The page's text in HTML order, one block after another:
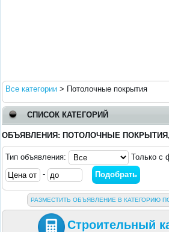
Все категории > Потолочные покрытия
СПИСОК КАТЕГОРИЙ
ОБЪЯВЛЕНИЯ: ПОТОЛОЧНЫЕ
Тип объявления:
Только с
-
РАЗМЕСТИТЬ ОБЪЯВЛЕНИЕ В КАТЕГОРИЮ
Строительный